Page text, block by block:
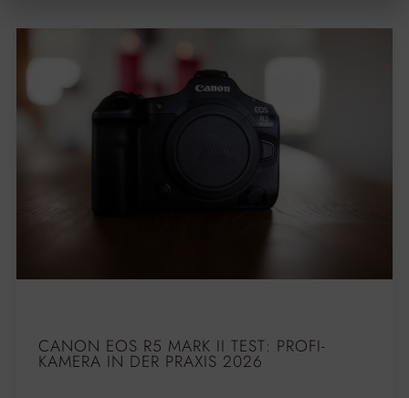
CANON EOS R5 MARK II TEST: PROFI-
KAMERA IN DER PRAXIS 2026